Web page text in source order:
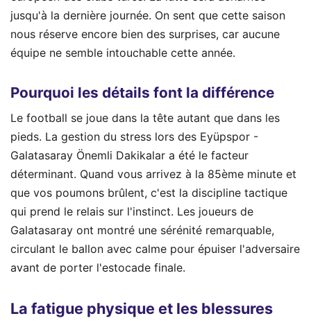
jusqu'à la dernière journée. On sent que cette saison
nous réserve encore bien des surprises, car aucune
équipe ne semble intouchable cette année.
Pourquoi les détails font la différence
Le football se joue dans la tête autant que dans les
pieds. La gestion du stress lors des Eyüpspor -
Galatasaray Önemli Dakikalar a été le facteur
déterminant. Quand vous arrivez à la 85ème minute et
que vos poumons brûlent, c'est la discipline tactique
qui prend le relais sur l'instinct. Les joueurs de
Galatasaray ont montré une sérénité remarquable,
circulant le ballon avec calme pour épuiser l'adversaire
avant de porter l'estocade finale.
La fatigue physique et les blessures